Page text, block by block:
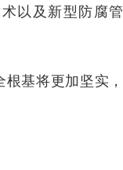
以及新型防腐管
基将更加坚实，